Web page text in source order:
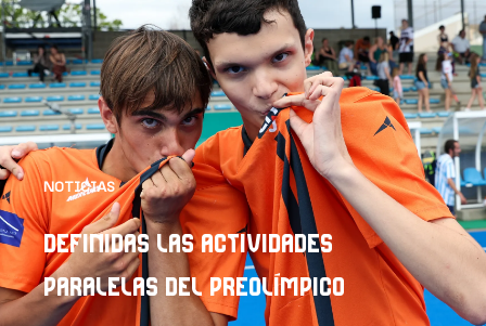
NOTICIAS
DEFINIDAS LAS ACTIVIDADES
PARALELAS DEL PREOLÍMPICO